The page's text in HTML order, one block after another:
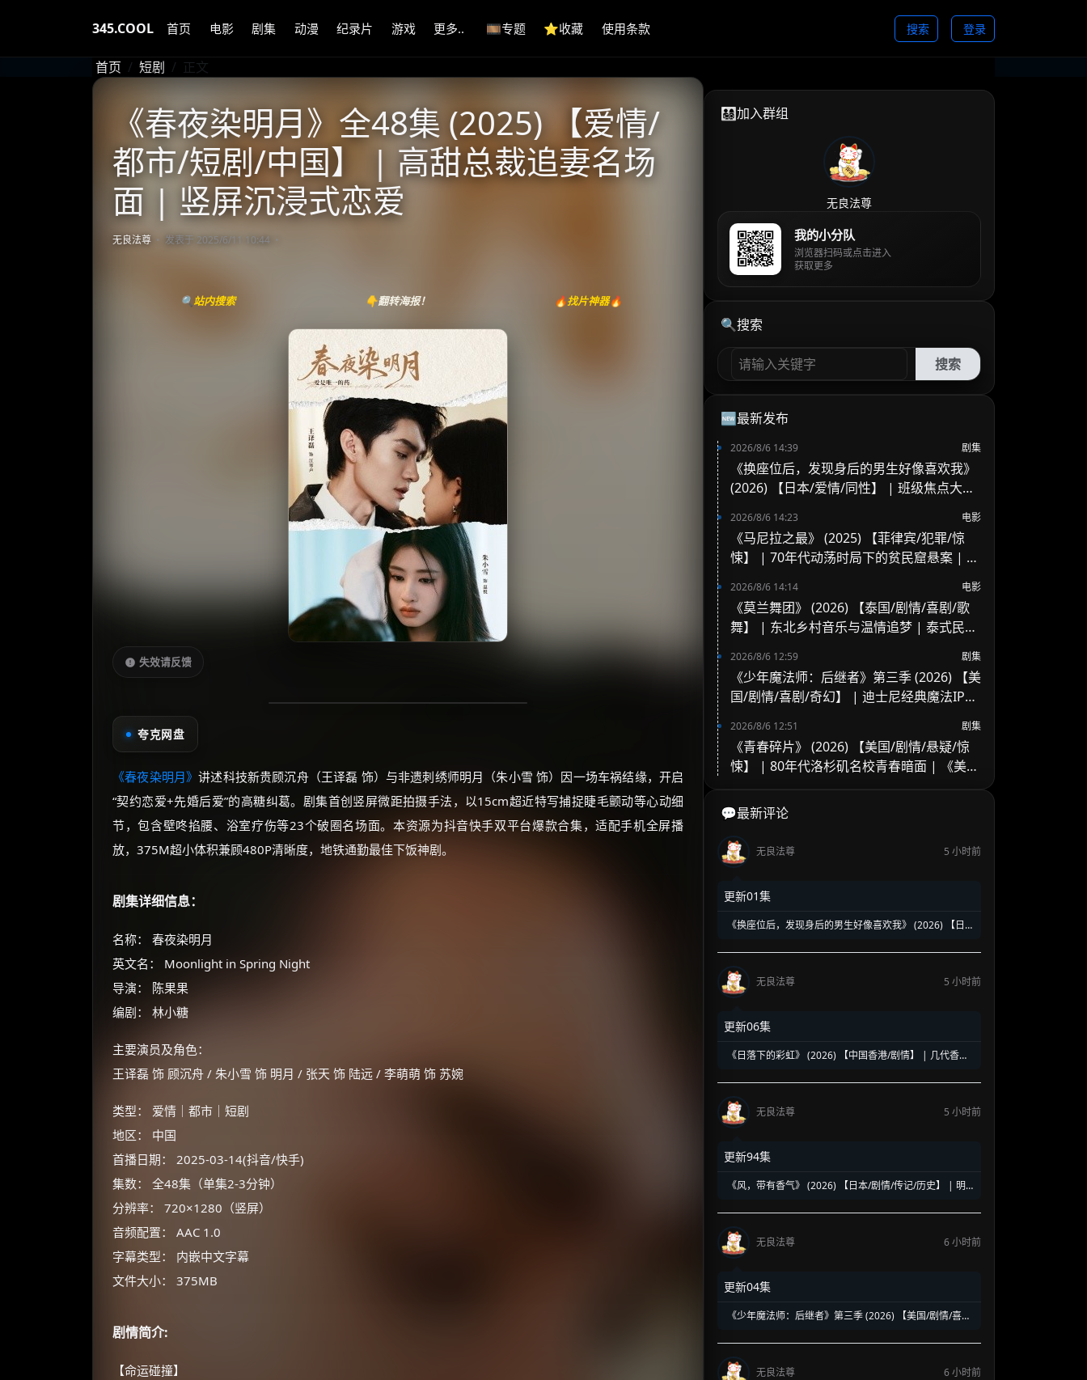
345.COOL 首页 电影 剧集 动漫 纪录片 游戏 更多.. 🎞️专题 ⭐️收藏 使用条款 搜索 登录
首页 短剧 正文
《春夜染明月》全48集 (2025) 【爱情/
都市/短剧/中国】 | 高甜总裁追妻名场
面 | 竖屏沉浸式恋爱
无良法尊 发表于 2025/6/11 10:44
🔍站内搜索 👇翻转海报！ 🔥找片神器🔥
失效请反馈
夸克网盘
《春夜染明月》讲述科技新贵顾沉舟（王译磊 饰）与非遗刺绣师明月（朱小雪 饰）因一场车祸结缘，开启
“契约恋爱+先婚后爱”的高糖纠葛。剧集首创竖屏微距拍摄手法，以15cm超近特写捕捉睫毛颤动等心动细
节，包含壁咚掐腰、浴室疗伤等23个破圈名场面。本资源为抖音快手双平台爆款合集，适配手机全屏播
放，375M超小体积兼顾480P清晰度，地铁通勤最佳下饭神剧。
剧集详细信息：
名称： 春夜染明月
英文名： Moonlight in Spring Night
导演： 陈果果
编剧： 林小糖
主要演员及角色：
王译磊 饰 顾沉舟 / 朱小雪 饰 明月 / 张天 饰 陆远 / 李萌萌 饰 苏婉
类型： 爱情｜都市｜短剧
地区： 中国
首播日期： 2025-03-14(抖音/快手)
集数： 全48集（单集2-3分钟）
分辨率： 720×1280（竖屏）
音频配置： AAC 1.0
字幕类型： 内嵌中文字幕
文件大小： 375MB
剧情简介:
【命运碰撞】
👨‍👩‍👧‍👦加入群组
无良法尊
我的小分队
浏览器扫码或点击进入
获取更多
🔍搜索
搜索
🆕最新发布
2026/8/6 14:39 剧集
《换座位后，发现身后的男生好像喜欢我》
(2026) 【日本/爱情/同性】 | 班级焦点大帅
高甜校园BL
2026/8/6 14:23 电影
《马尼拉之最》 (2025) 【菲律宾/犯罪/惊
悚】 | 70年代动荡时局下的贫民窟悬案 | 菲
2026/8/6 14:14 电影
《莫兰舞团》 (2026) 【泰国/剧情/喜剧/歌
舞】 | 东北乡村音乐与温情追梦 | 泰式民谣
2026/8/6 12:59 剧集
《少年魔法师：后继者》第三季 (2026) 【美
国/剧情/喜剧/奇幻】 | 迪士尼经典魔法IP终
2026/8/6 12:51 剧集
《青春碎片》 (2026) 【美国/剧情/悬疑/惊
悚】 | 80年代洛杉矶名校青春暗面 | 《美国
💬最新评论
无良法尊 5 小时前
更新01集
《换座位后，发现身后的男生好像喜欢我》 (2026) 【日
座位引发的直球高甜校园BL
无良法尊
5 小时前
更新06集
《日落下的彩虹》 (2026) 【中国香港/剧情】 | 几代香港
无良法尊 5 小时前
更新94集
《风，带有香气》 (2026) 【日本/剧情/传记/历史】 | 明
醒之路
无良法尊
6 小时前
更新04集
《少年魔法师：后继者》第三季 (2026) 【美国/剧情/喜剧/
拯救家族
无良法尊
6 小时前